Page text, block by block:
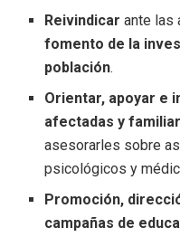
Reivindicar ante las
fomento de la
población.
Orientar, apoyar e
afectadas y
asesorarles sobre
psicológicos y
Promoción,
campañas de